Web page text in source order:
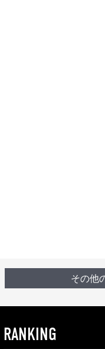
その他
RANKING